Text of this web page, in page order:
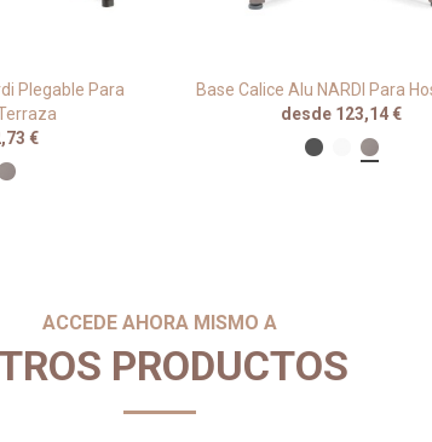
Plegable Para
€
Base Calice Alu NARDI Para
desde 123,14 €
ACCEDE AHORA MISMO A
PRODUCTOS